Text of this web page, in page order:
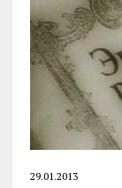
29.01.2013